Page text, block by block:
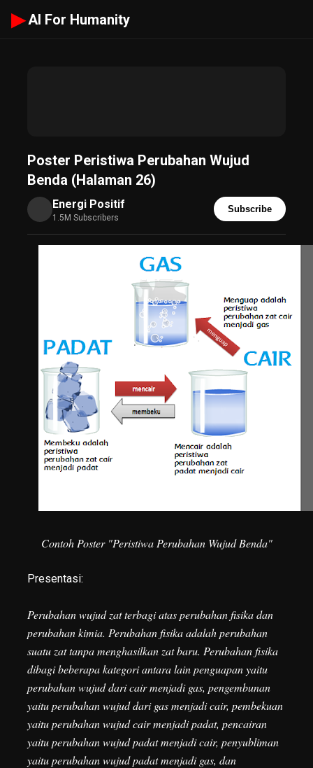
▶ AI For Humanity
Poster Peristiwa Perubahan Wujud
Benda (Halaman 26)
Energi Positif
1.5M Subscribers
Subscribe
Contoh Poster "Peristiwa Perubahan Wujud Benda"
Presentasi:
Perubahan wujud zat terbagi atas perubahan fisika dan
perubahan kimia. Perubahan fisika adalah perubahan
suatu zat tanpa menghasilkan zat baru. Perubahan fisika
dibagi beberapa kategori antara lain penguapan yaitu
perubahan wujud dari cair menjadi gas, pengembunan
yaitu perubahan wujud dari gas menjadi cair, pembekuan
yaitu perubahan wujud cair menjadi padat, pencairan
yaitu perubahan wujud padat menjadi cair, penyubliman
yaitu perubahan wujud padat menjadi gas, dan